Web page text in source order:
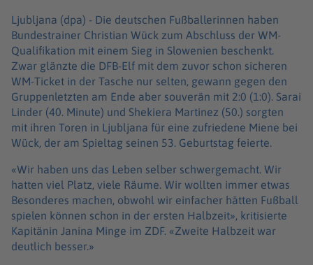
Ljubljana (dpa) - Die deutschen Fußballerinnen haben
Bundestrainer Christian Wück zum Abschluss der WM-
Qualifikation mit einem Sieg in Slowenien beschenkt.
Zwar glänzte die DFB-Elf mit dem zuvor schon sicheren
WM-Ticket in der Tasche nur selten, gewann gegen den
Gruppenletzten am Ende aber souverän mit 2:0 (1:0). Sarai
Linder (40. Minute) und Shekiera Martinez (50.) sorgten
mit ihren Toren in Ljubljana für eine zufriedene Miene bei
Wück, der am Spieltag seinen 53. Geburtstag feierte.
«Wir haben uns das Leben selber schwergemacht. Wir
hatten viel Platz, viele Räume. Wir wollten immer etwas
Besonderes machen, obwohl wir einfacher hätten Fußball
spielen können schon in der ersten Halbzeit», kritisierte
Kapitänin Janina Minge im ZDF. «Zweite Halbzeit war
deutlich besser.»